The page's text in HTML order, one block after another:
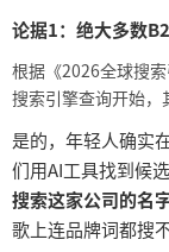
论据1：绝大多数
根据《2026全球搜
搜索引擎查询开始，
是的，年轻人确实
们用AI工具找到候
搜索这家公司的名
歌上连品牌词都搜不